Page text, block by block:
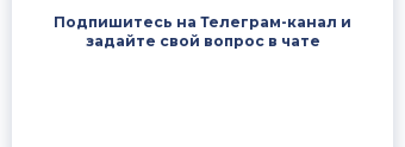
Подпишитесь на Телеграм-канал и
задайте свой вопрос в чате